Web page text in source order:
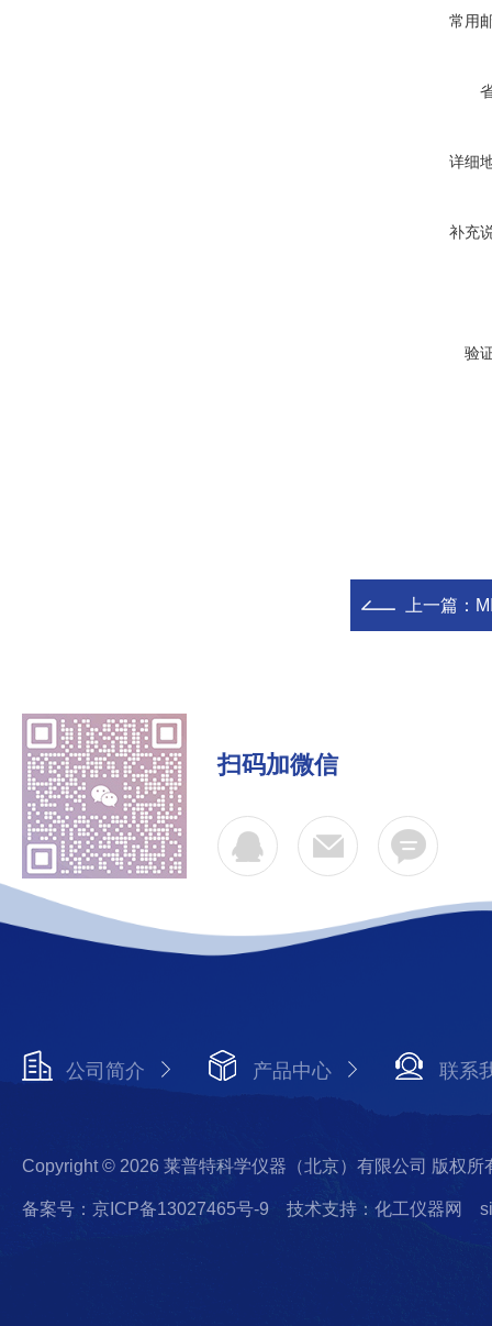
常用
详细
补充
验
上一篇：
扫码加微信
公司简介 产品中心 联系
Copyright © 2026 莱普特科学仪器（北京）有限公司 版权所
备案号：京ICP备13027465号-9 技术支持：化工仪器网